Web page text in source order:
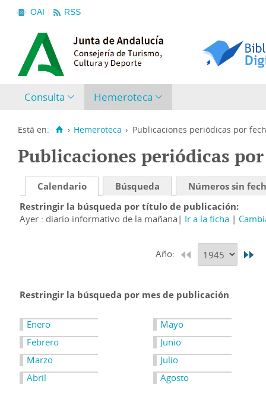
OAI RSS
Consulta Hemeroteca
Está en: › Hemeroteca › Publicaciones periódicas por
Publicaciones periódicas
Calendario Búsqueda
Números sin
Restringir la búsqueda por título de publicación
Ayer : diario informativo de la mañana
Ir a la ficha
Año:
Restringir la búsqueda por mes de publicación
Enero
Febrero
Marzo
Abril
Mayo
Junio
Julio
Agosto